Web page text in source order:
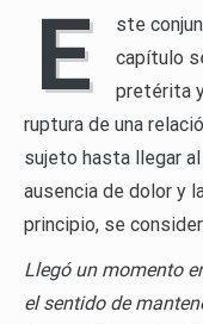
E
ste
capítulo
pretérita
ruptura de una
sujeto hasta llegar
ausencia de dolor y
principio, se
Llegó un momento
el sentido de